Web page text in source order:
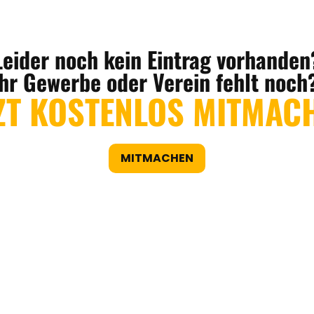
noch kein Eintrag
Gewerbe oder Verein fehlt
KOSTENLOS
MITMACHEN